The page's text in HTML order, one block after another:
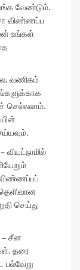
வேண்டும்.
விண்ணப்ப
உங்கள்
வணிகம்
செல்லலாம்.
வியட்நாமில்
செய்து
– சீன
தரை
பல்வேறு